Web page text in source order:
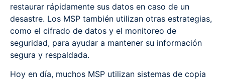
restaurar rápidamente sus datos en caso de un
desastre. Los MSP también utilizan otras estrategias,
como el cifrado de datos y el monitoreo de
seguridad, para ayudar a mantener su información
segura y respaldada.
Hoy en día, muchos MSP utilizan sistemas de copia